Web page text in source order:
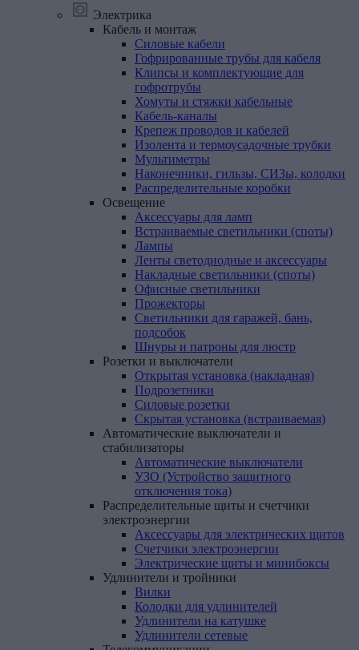
Электрика
Кабель и монтаж
Силовые кабели
Гофрированные трубы для кабеля
Клипсы и комплектующие для
гофротрубы
Хомуты и стяжки кабельные
Кабель-каналы
Крепеж проводов и кабелей
Изолента и термоусадочные трубки
Мультиметры
Наконечники, гильзы, СИЗы, колодки
Распределительные коробки
Освещение
Аксессуары для ламп
Встраиваемые светильники (споты)
Лампы
Ленты светодиодные и аксессуары
Накладные светильники (споты)
Офисные светильники
Прожекторы
Светильники для гаражей, бань,
подсобок
Шнуры и патроны для люстр
Розетки и выключатели
Открытая установка (накладная)
Подрозетники
Силовые розетки
Скрытая установка (встраиваемая)
Автоматические выключатели и
стабилизаторы
Автоматические выключатели
УЗО (Устройство защитного
отключения тока)
Распределительные щиты и счетчики
электроэнергии
Аксессуары для электрических щитов
Счетчики электроэнергии
Электрические щиты и минибоксы
Удлинители и тройники
Вилки
Колодки для удлинителей
Удлинители на катушке
Удлинители сетевые